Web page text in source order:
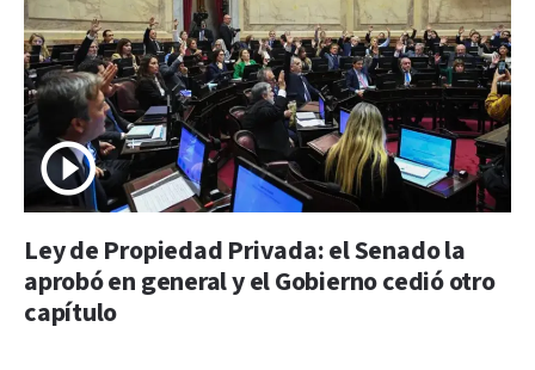
Ley de Propiedad Privada: el Senado la
aprobó en general y el Gobierno cedió otro
capítulo